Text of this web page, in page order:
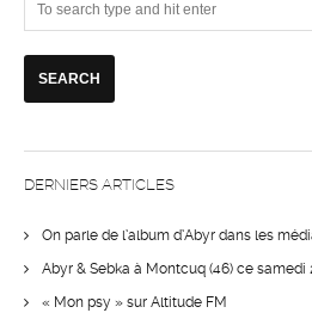
DERNIERS ARTICLES
On parle de l’album d’Abyr dans les
Abyr & Sebka à Montcuq (46) ce samedi
« Mon psy » sur Altitude FM